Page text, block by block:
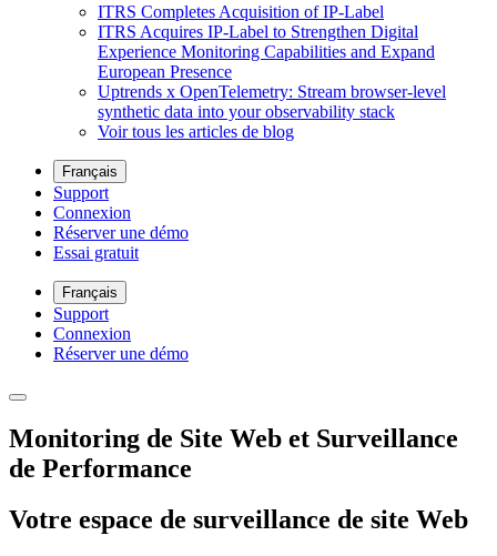
ITRS Completes Acquisition of IP-Label
ITRS Acquires IP-Label to Strengthen Digital
Experience Monitoring Capabilities and Expand
European Presence
Uptrends x OpenTelemetry: Stream browser-level
synthetic data into your observability stack
Voir tous les articles de blog
Français
Support
Connexion
Réserver une démo
Essai gratuit
Français
Support
Connexion
Réserver une démo
Monitoring de Site Web et Surveillance
de Performance
Votre espace de surveillance de site Web